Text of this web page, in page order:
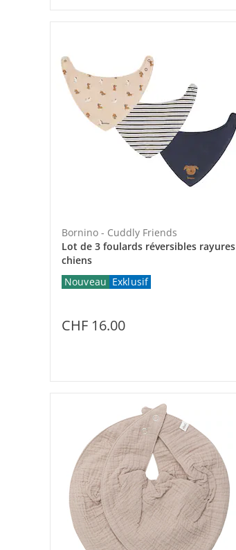
Bornino - Cuddly Friends
Lot de 3 foulards réversibles rayures
chiens
Nouveau Exklusif
CHF 16.00